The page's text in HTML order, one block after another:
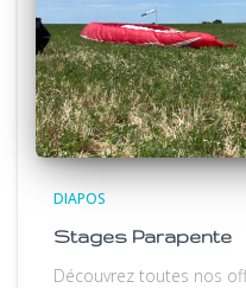
DIAPOS
Stages Parapente
Découvrez toutes nos